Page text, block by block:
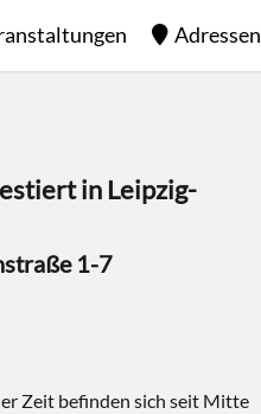
Adressen
in Leipzig-
1-7
Zeit befinden sich seit Mitte